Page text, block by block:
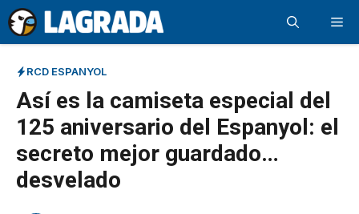
Saltar
al
contenido
RCD ESPANYOL
Así es la camiseta especial del
125 aniversario del Espanyol: el
secreto mejor guardado…
desvelado